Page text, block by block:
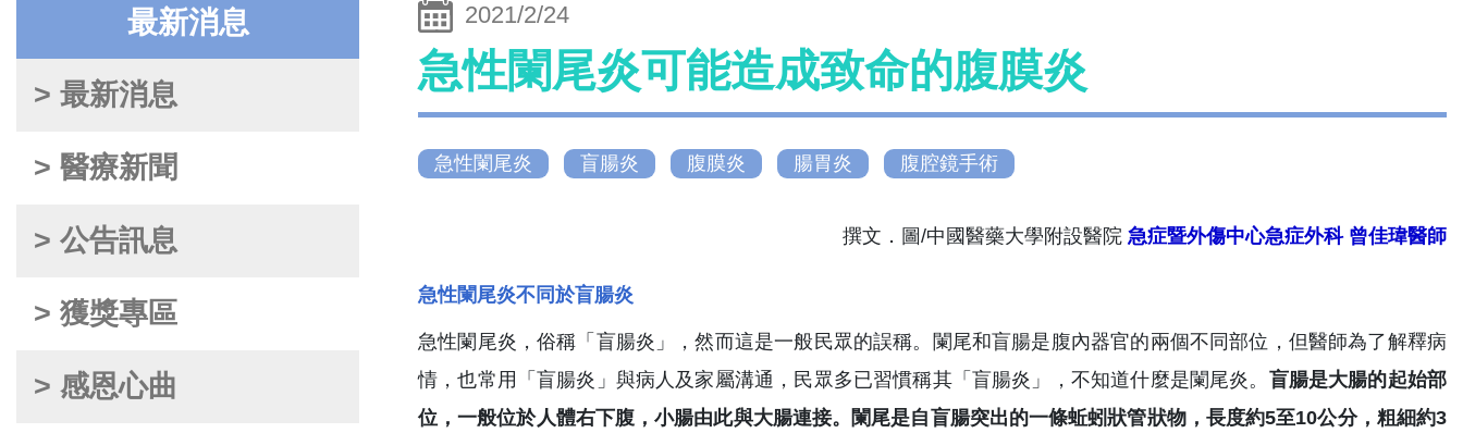
最新消息
> 最新消息
> 醫療新聞
> 公告訊息
> 獲獎專區
> 感恩心曲
2021/2/24
急性闌尾炎可能造成致命的腹膜炎
急性闌尾炎 盲腸炎 腹膜炎 腸胃炎 腹腔鏡手術
撰文．圖/中國醫藥大學附設醫院 急症暨外傷中心急症外科 曾佳瑋醫師
急性闌尾炎不同於盲腸炎
急性闌尾炎，俗稱「盲腸炎」，然而這是一般民眾的誤稱。闌尾和盲腸是腹內器官的兩個不同部位，但醫師為了解釋病
情，也常用「盲腸炎」與病人及家屬溝通，民眾多已習慣稱其「盲腸炎」，不知道什麼是闌尾炎。 盲腸是大腸的起始部
位，一般位於人體右下腹，小腸由此與大腸連接。闌尾是自盲腸突出的一條蚯蚓狀管狀物，長度約5至10公分，粗細約3